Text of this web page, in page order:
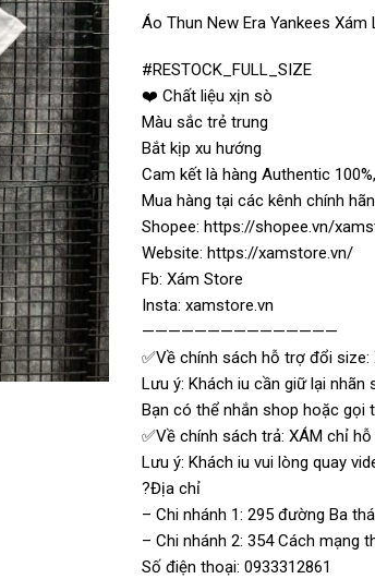
Áo Thun New Era Yankees
#RESTOCK_FULL_SIZE
❤️ Chất liệu xịn sò
Màu sắc trẻ trung
Bắt kịp xu hướng
Cam kết là hàng Authentic 100%,
Mua hàng tại các kênh chính
Shopee: https://shopee.vn/
Website: https://xamstore.vn/
Fb: Xám Store
Insta: xamstore.vn
———————————————
✅Về chính sách hỗ trợ đổi
Lưu ý: Khách iu cần giữ lại nhãn
Bạn có thể nhắn shop hoặc
✅Về chính sách trả: XÁM chỉ
Lưu ý: Khách iu vui lòng quay
?Địa chỉ
– Chi nhánh 1: 295 đường Ba
– Chi nhánh 2: 354 Cách mạng
Số điện thoại: 0933312861